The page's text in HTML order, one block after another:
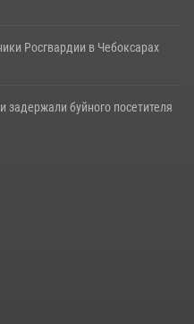
Росгвардии в Чебоксарах
задержали буйного посетителя